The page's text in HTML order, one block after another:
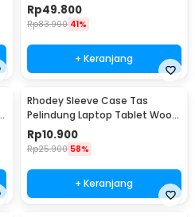
C2202
Rp49.800
Rp83.900 41%
+ Keranjang
Rhodey Sleeve Case Tas
Pelindung Laptop Tablet Wool
Felt 15 Inch - DA98
Rp10.900
Rp25.900 58%
+ Keranjang